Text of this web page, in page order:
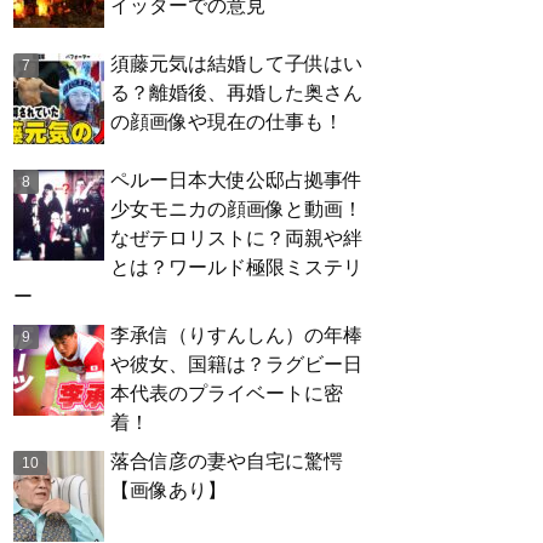
イッターでの意見
須藤元気は結婚して子供はい
る？離婚後、再婚した奥さん
の顔画像や現在の仕事も！
ペルー日本大使公邸占拠事件
少女モニカの顔画像と動画！
なぜテロリストに？両親や絆
とは？ワールド極限ミステリ
ー
李承信（りすんしん）の年棒
や彼女、国籍は？ラグビー日
本代表のプライベートに密
着！
落合信彦の妻や自宅に驚愕
【画像あり】